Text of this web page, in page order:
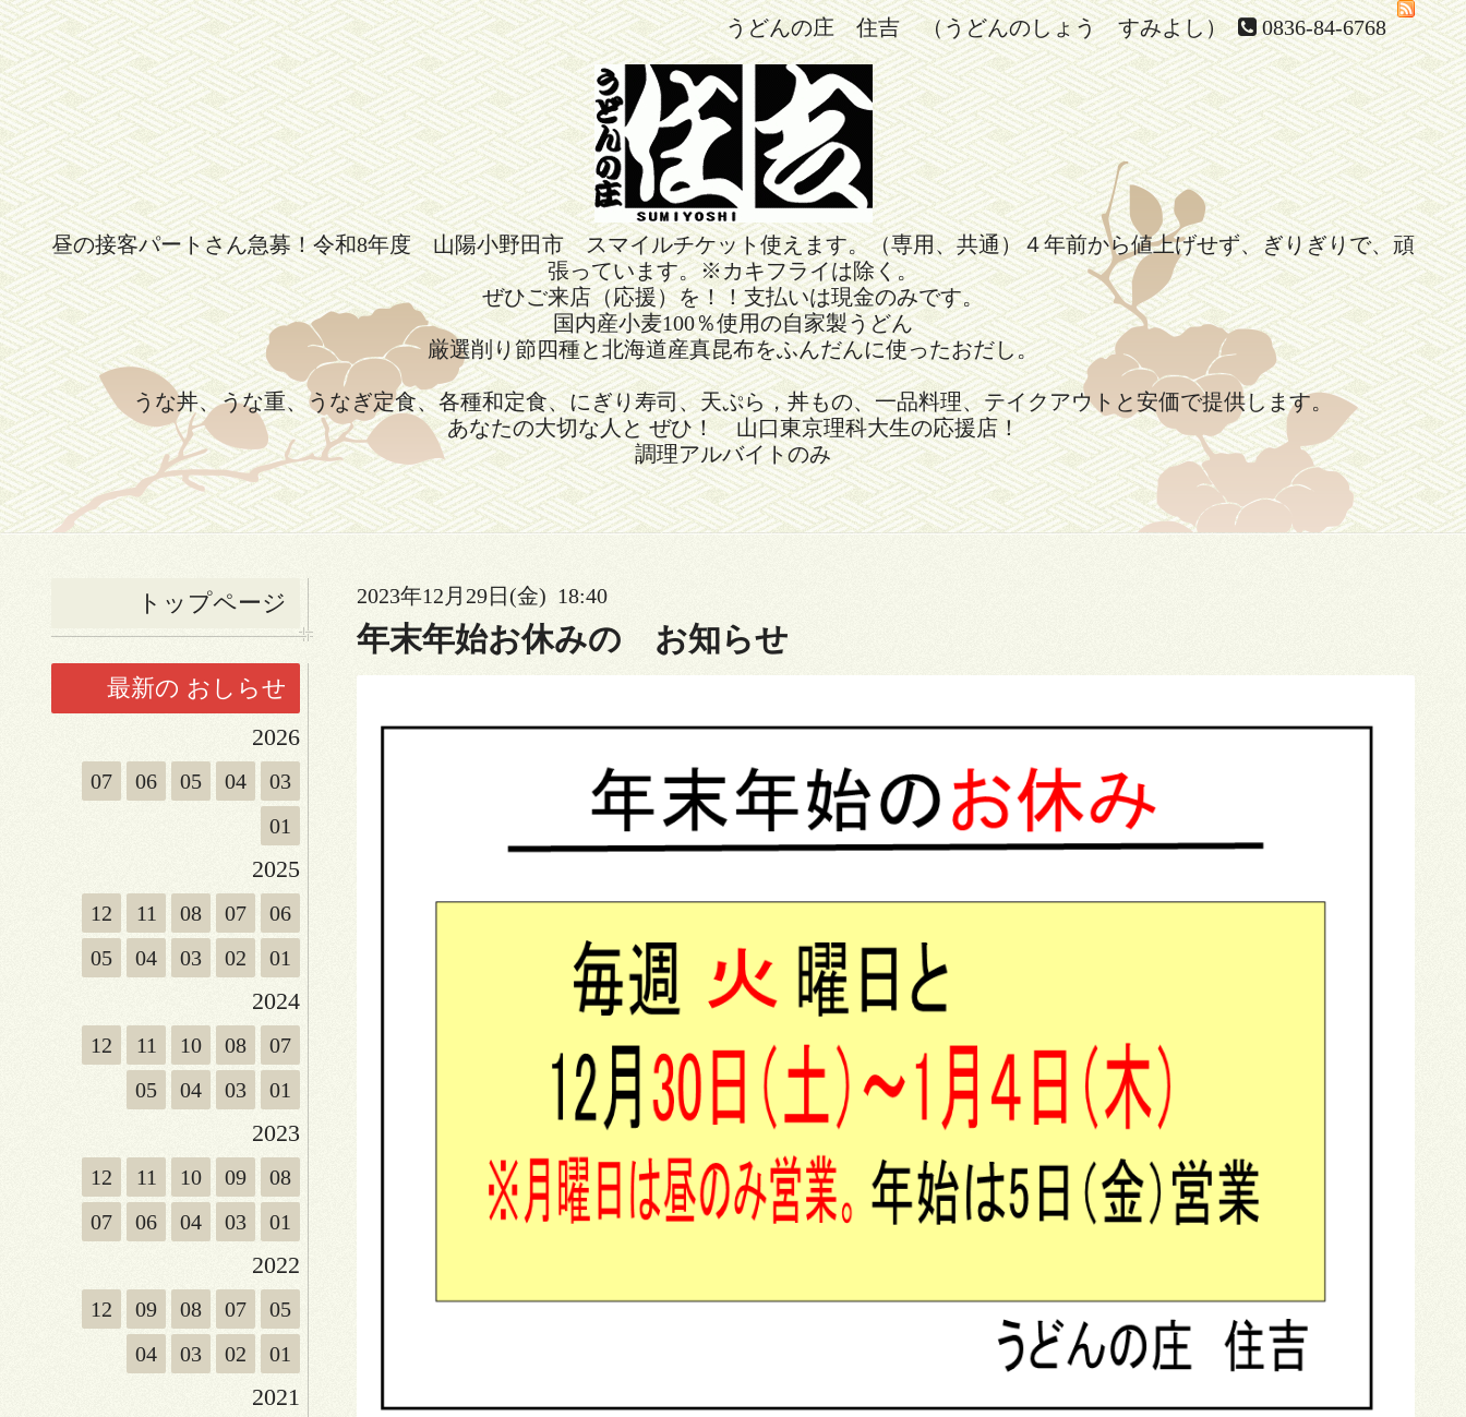
0836-84-6768
うどんの庄 住吉 （うどんのしょう すみよし）
昼の接客パートさん急募！令和8年度 山陽小野田市 スマイルチケット使えます。（専用、共通）４年前から値上げせず、ぎりぎりで、頑
張っています。※カキフライは除く。
ぜひご来店（応援）を！！支払いは現金のみです。
国内産小麦100％使用の自家製うどん
厳選削り節四種と北海道産真昆布をふんだんに使ったおだし。
うな丼、うな重、うなぎ定食、各種和定食、にぎり寿司、天ぷら，丼もの、一品料理、テイクアウトと安価で提供します。
あなたの大切な人と ぜひ！ 山口東京理科大生の応援店！
調理アルバイトのみ
トップページ
最新の おしらせ
2026
07 06 05 04
03
01
2025
12 11 08 07
06
05
04 03 02 01
2024
12 11 10 08
07
05
04 03 01
2023
12 11 10 09
08
07
06 04 03 01
2022
12 09 08 07
05
04
03 02 01
2021
2023年12月29日(金) 18:40
年末年始お休みの お知らせ